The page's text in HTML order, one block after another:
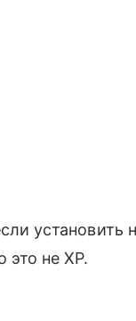
установить
не XP.